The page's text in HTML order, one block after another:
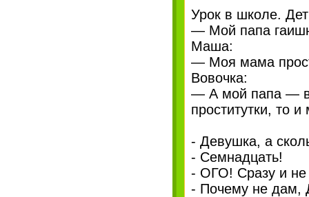
Урок в школе.
— Мой папа
Маша:
— Моя мама
Вовочка:
— А мой папа —
проститутки, то
- Девушка, а
- Семнадцать!
- ОГО! Сразу и
- Почему не